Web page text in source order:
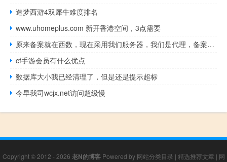
造梦西游4双犀牛难度排名
www.uhomeplus.com 新开香港空间，3点需要
原来备案就在西数，现在采用我们服务器，我们是代理，备案需要转
cf手游会员有什么优点
数据库大小我已经清理了，但是还是提示超标
今早我司wcjx.net访问超级慢
Copyright © 2012 - 2026 老N的博客Powered by 网站分类目录 | 精选推荐文章 | 网